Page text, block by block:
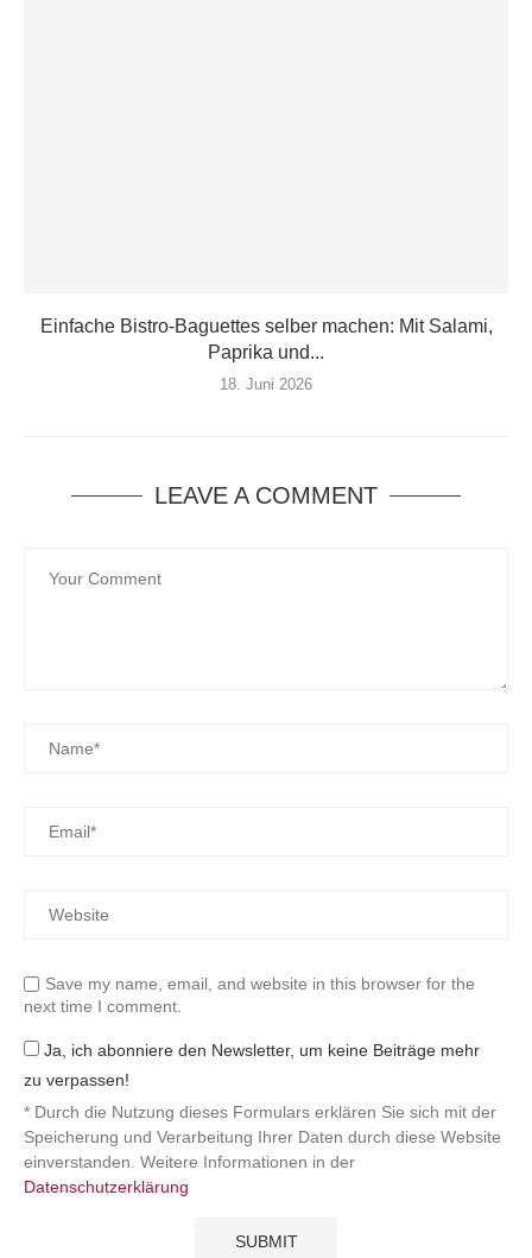
Einfache Bistro-Baguettes selber machen: Mit Salami,
Paprika und...
18. Juni 2026
LEAVE A COMMENT
Save my name, email, and website in this browser for the
next time I comment.
Ja, ich abonniere den Newsletter, um keine Beiträge mehr
zu verpassen!
* Durch die Nutzung dieses Formulars erklären Sie sich mit der
Speicherung und Verarbeitung Ihrer Daten durch diese Website
einverstanden. Weitere Informationen in der
Datenschutzerklärung